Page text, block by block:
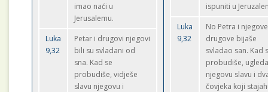
imao naći u
Jerusalemu.
Luka
9,32
Petar i drugovi njegovi
bili su svladani od
sna. Kad se
probudiše, vidješe
slavu njegovu i
ispuniti u
Luka
9,32
No Petra i njegove
drugove bijaše
svladao san. Kad
probudiše,
njegovu slavu i
čovjeka koji